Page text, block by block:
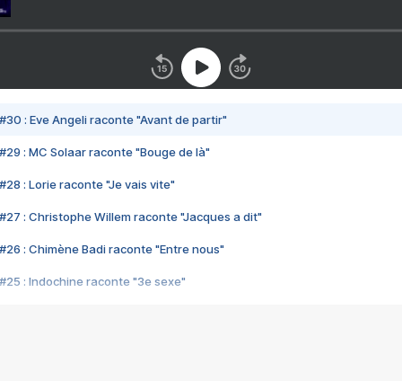
#30 : Eve Angeli raconte "Avant de partir"
#29 : MC Solaar raconte "Bouge de là"
#28 : Lorie raconte "Je vais vite"
#27 : Christophe Willem raconte "Jacques a dit"
#26 : Chimène Badi raconte "Entre nous"
#25 : Indochine raconte "3e sexe"